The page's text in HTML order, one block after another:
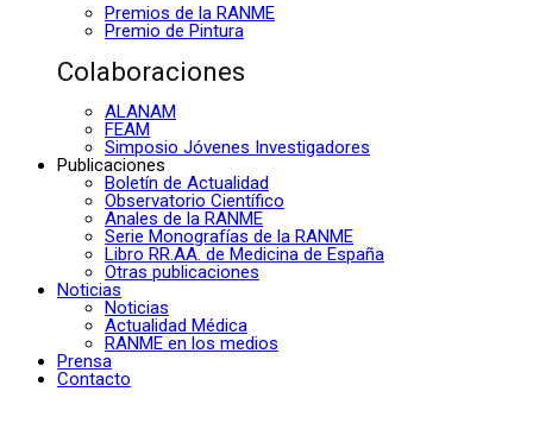
Premios de la RANME
Premio de Pintura
Colaboraciones
ALANAM
FEAM
Simposio Jóvenes Investigadores
Publicaciones
Boletín de Actualidad
Observatorio Científico
Anales de la RANME
Serie Monografías de la RANME
Libro RR.AA. de Medicina de España
Otras publicaciones
Noticias
Noticias
Actualidad Médica
RANME en los medios
Prensa
Contacto